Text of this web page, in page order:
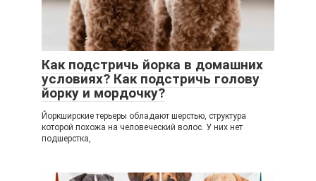
Как подстричь йорка в домашних
условиях? Как подстричь голову
йорку и мордочку?
Йоркширские терьеры обладают шерстью, структура
которой похожа на человеческий волос. У них нет
подшерстка,